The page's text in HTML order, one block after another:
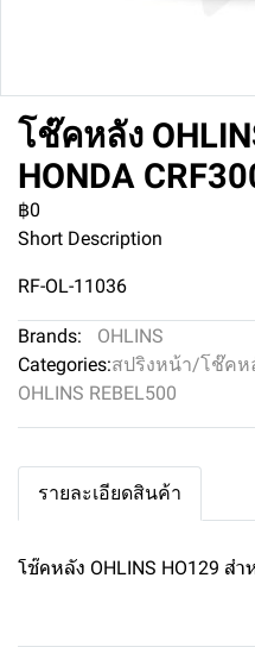
โช๊คหลัง
HONDA
฿0
Short Description
RF-OL-11036
Brands:
OHLINS
Categories:สปริงหน้า/โช๊คห
OHLINS REBEL500
รายละเอียดสินค้า
โช๊คหลัง OHLINS HO129 สำ